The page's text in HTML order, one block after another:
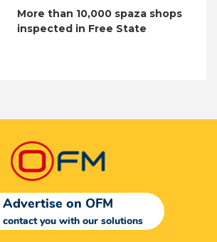
More than 10,000 spaza shops
inspected in Free State
Advertise on OFM
contact you with our solutions